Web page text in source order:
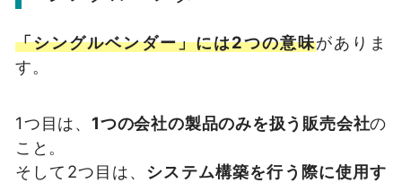
「シングルベンダー」には2つの意味がありま
す。
1つ目は、 1つの会社の製品のみを扱う販売会社の
こと。
そして2つ目は、 システム構築を行う際に使用す